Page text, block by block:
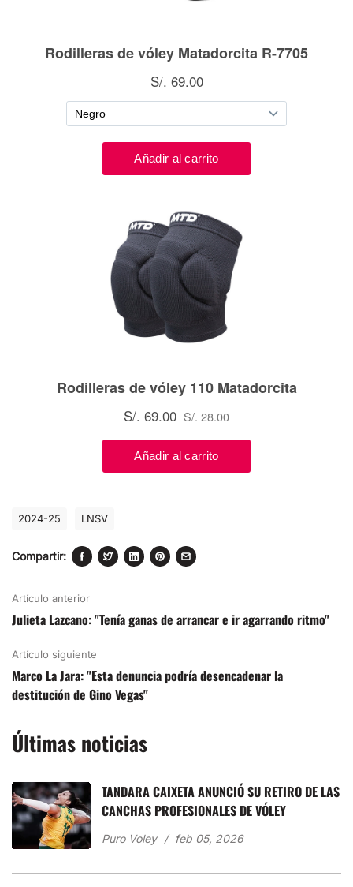
2024-25 LNSV
Compartir:
Artículo anterior
Julieta Lazcano: "Tenía ganas de arrancar e ir agarrando ritmo"
Artículo siguiente
Marco La Jara: "Esta denuncia podría desencadenar la
destitución de Gino Vegas"
Últimas noticias
TANDARA CAIXETA ANUNCIÓ SU RETIRO DE LAS
CANCHAS PROFESIONALES DE VÓLEY
Puro Voley feb 05, 2026